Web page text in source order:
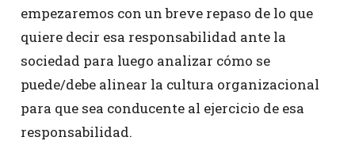
empezaremos con un breve repaso de lo que
quiere decir esa responsabilidad ante la
sociedad para luego analizar cómo se
puede/debe alinear la cultura organizacional
para que sea conducente al ejercicio de esa
responsabilidad.